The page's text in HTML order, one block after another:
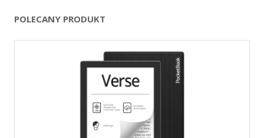
POLECANY PRODUKT